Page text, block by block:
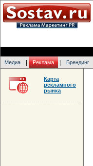
Медиа Реклама Брендинг
Карта
рекламного
рынка